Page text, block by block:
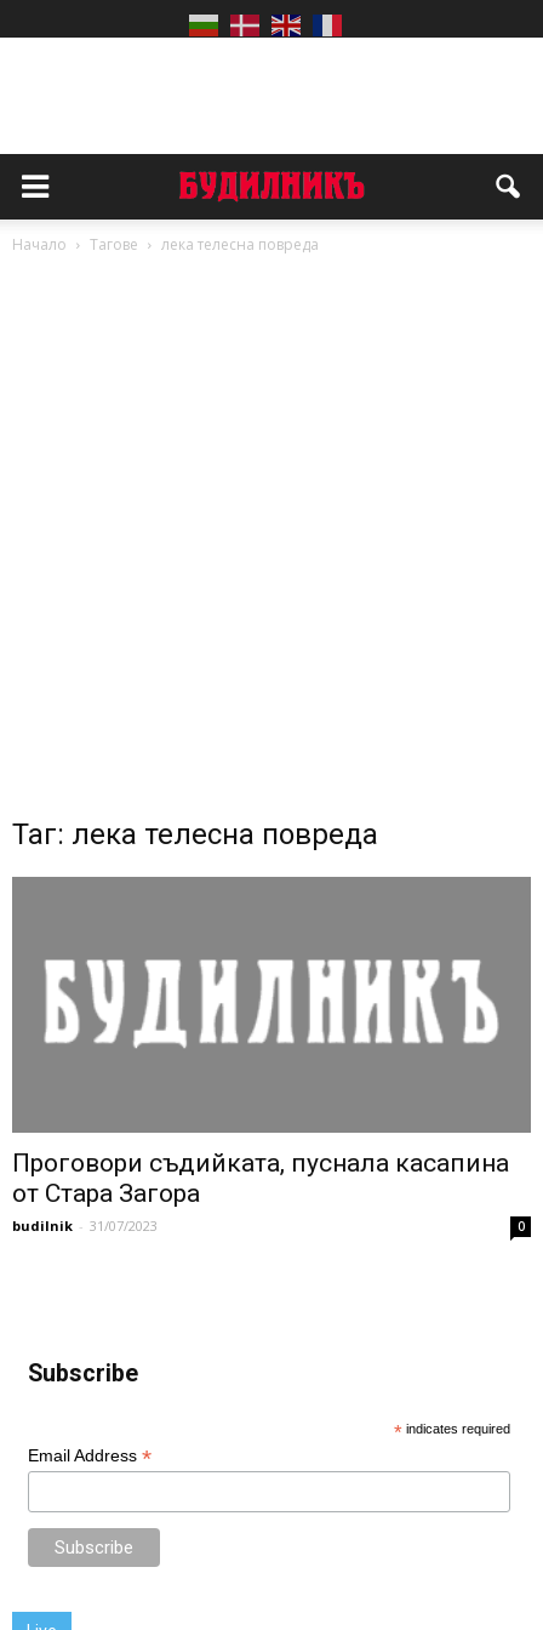
Начало Тагове лека телесна повреда
Таг: лека телесна повреда
Проговори съдийката, пуснала касапина
от Стара Загора
budilnik - 31/07/2023 0
Subscribe
* indicates required
Email Address *